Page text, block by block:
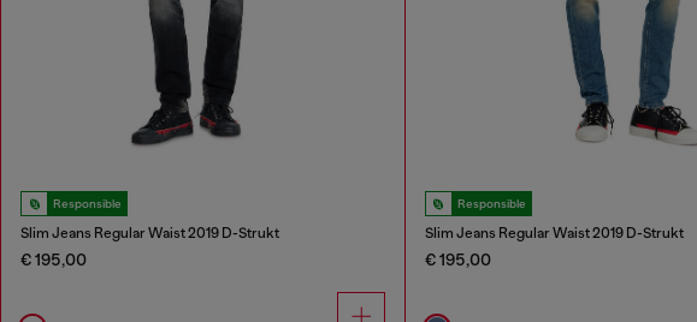
Responsible
Slim Jeans Regular Waist 2019 D-Strukt
€ 195,00
Responsible
Slim Jeans Regular Waist 2019 D-Strukt
€ 195,00